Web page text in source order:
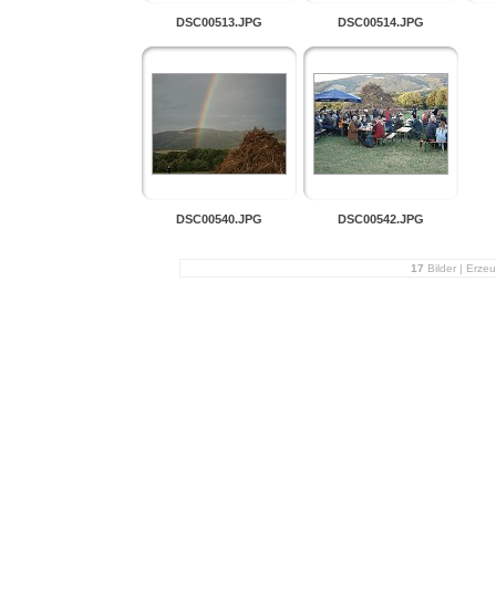
DSC00513.JPG DSC00514.JPG
DSC00540.JPG DSC00542.JPG
17 Bilder |